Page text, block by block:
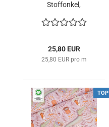
Stoffonkel,
25,80 EUR
25,80 EUR pro m
TOP